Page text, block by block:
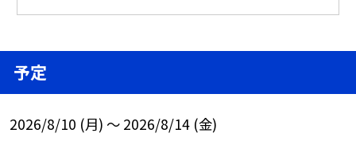
予定
2026/8/10 (月) ～ 2026/8/14 (金)